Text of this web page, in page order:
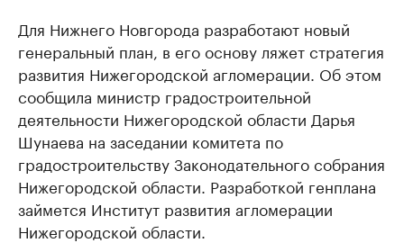
Для Нижнего Новгорода разработают новый
генеральный план, в его основу ляжет стратегия
развития Нижегородской агломерации. Об этом
сообщила министр градостроительной
деятельности Нижегородской области Дарья
Шунаева на заседании комитета по
градостроительству Законодательного собрания
Нижегородской области. Разработкой генплана
займется Институт развития агломерации
Нижегородской области.